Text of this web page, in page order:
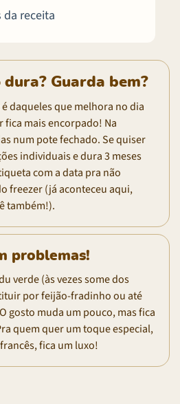
da receita
Guarda bem?
daqueles que melhora no dia
fica mais encorpado! Na
num pote fechado. Se quiser
individuais e dura 3 meses
com a data pra não
freezer (já aconteceu aqui,
também!).
problemas!
verde (às vezes some dos
por feijão-fradinho ou até
gosto muda um pouco, mas fica
quem quer um toque especial,
fica um luxo!